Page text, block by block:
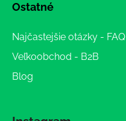
Ostatné
Najčastejšie otázky - FAQ
Veľkoobchod - B2B
Blog